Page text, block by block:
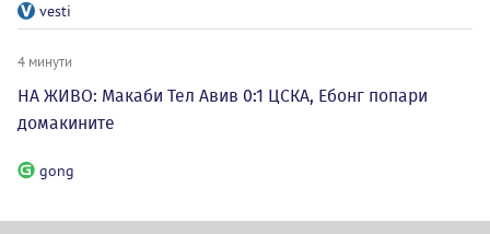
vesti
4 минути
НА ЖИВО: Макаби Тел Авив 0:1 ЦСКА, Ебонг попари
домакините
gong